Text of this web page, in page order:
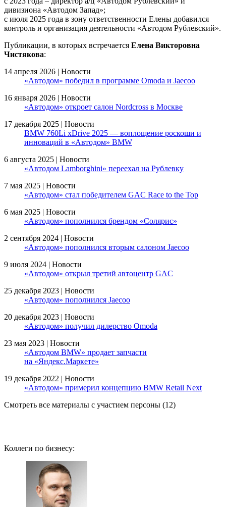
дивизиона «Автодом Запад»;
с июля 2025 года в зону ответственности Елены добавился
контроль и организация деятельности «Автодом Рублевский».
Публикации, в которых встречается Елена Викторовна
Чистякова:
14 апреля 2026 | Новости
«Автодом» победил в программе Omoda и Jaecoo
16 января 2026 | Новости
«Автодом» откроет салон Nordcross в Москве
17 декабря 2025 | Новости
BMW 760Li xDrive 2025 — воплощение роскоши и
инноваций в «Автодом» BMW
6 августа 2025 | Новости
«Автодом Lamborghini» переехал на Рублевку
7 мая 2025 | Новости
«Автодом» стал победителем GAC Race to the Top
6 мая 2025 | Новости
«Автодом» пополнился брендом «Солярис»
2 сентября 2024 | Новости
«Автодом» пополнился вторым салоном Jaecoo
9 июля 2024 | Новости
«Автодом» открыл третий автоцентр GAC
25 декабря 2023 | Новости
«Автодом» пополнился Jaecoo
20 декабря 2023 | Новости
«Автодом» получил дилерство Omoda
23 мая 2023 | Новости
«Автодом BMW» продает запчасти
на «Яндекс.Маркете»
19 декабря 2022 | Новости
«Автодом» примерил концепцию BMW Retail Next
Смотреть все материалы с участием персоны (12)
Коллеги по бизнесу: